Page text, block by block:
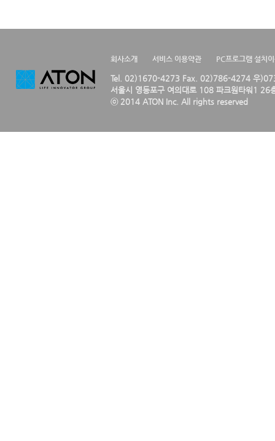
회사소개 서비스 이용약관 PC프로그램 설치
Tel. 02)1670-4273 Fax. 02)786-4274 우
서울시 영등포구 여의대로 108 파크원타워1 26
ⓒ 2014 ATON Inc. All rights reserved